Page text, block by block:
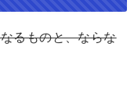
るものと、ならな